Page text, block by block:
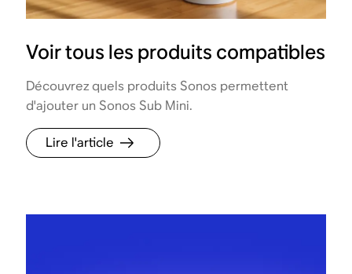
Voir tous les produits compatibles
Découvrez quels produits Sonos permettent
d'ajouter un Sonos Sub Mini.
Lire l'article